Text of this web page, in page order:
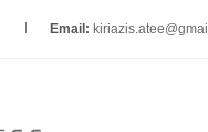
Email: